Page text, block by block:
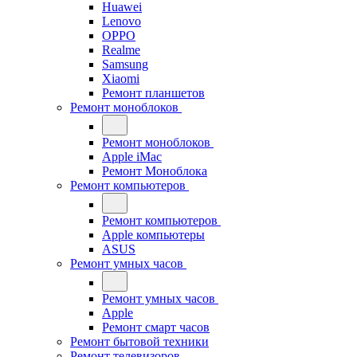
Huawei
Lenovo
OPPO
Realme
Samsung
Xiaomi
Ремонт планшетов
Ремонт моноблоков
Ремонт моноблоков
Apple iMac
Ремонт Моноблока
Ремонт компьютеров
Ремонт компьютеров
Apple компьютеры
ASUS
Ремонт умных часов
Ремонт умных часов
Apple
Ремонт смарт часов
Ремонт бытовой техники